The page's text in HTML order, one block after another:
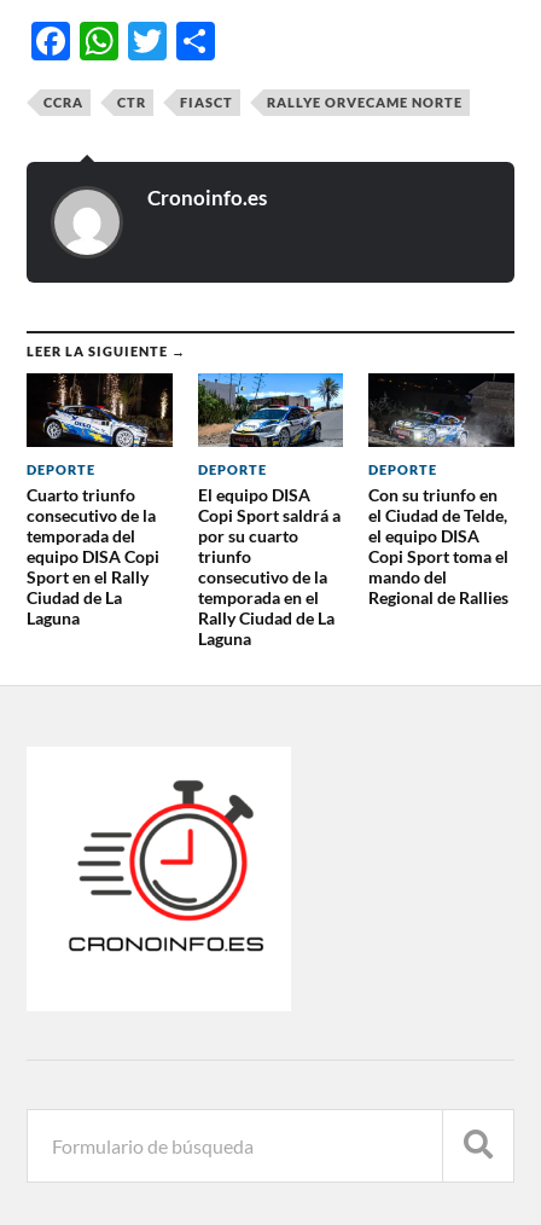
Facebook
WhatsApp
Twitter
CCRA CTR FIASCT RALLYE ORVECAME NORTE
Cronoinfo.es
LEER LA SIGUIENTE →
DEPORTE
Cuarto triunfo
consecutivo de la
temporada del
equipo DISA Copi
Sport en el Rally
Ciudad de La
Laguna
DEPORTE
El equipo DISA
Copi Sport saldrá a
por su cuarto
triunfo
consecutivo de la
temporada en el
Rally Ciudad de La
Laguna
DEPORTE
Con su triunfo en
el Ciudad de Telde,
el equipo DISA
Copi Sport toma el
mando del
Regional de Rallies